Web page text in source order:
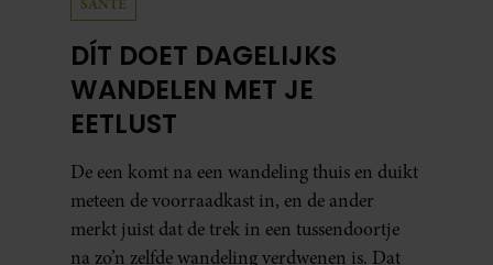
DÍT DOET DAGELIJKS
WANDELEN MET JE
EETLUST
De een komt na een wandeling thuis en duikt
meteen de voorraadkast in, en de ander
merkt juist dat de trek in een tussendoortje
na zo’n zelfde wandeling verdwenen is. Dat